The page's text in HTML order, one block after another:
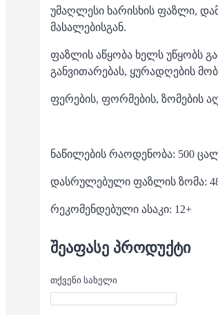
უმაღლესი ხარისხის ფაზლი,
მასალებისგან.
ფაზლის აწყობა ხელს უწყობს
განვითარებას, ყურადღების
ფერების, ფორმების, ზომების
ნაწილების რაოდენობა: 500
დასრულებული ფაზლის ზომა:
რეკომენდებული ასაკი: 12+
ᲨᲔᲐᲤᲐᲡᲔ ᲞᲠᲝᲓᲣᲥᲢᲘ
თქვენი სახელი